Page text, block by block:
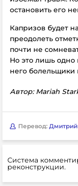
остановить его
Капризов будет
преодолеть
почти не
Но это лишь одно
него болельщики
Автор: Mariah
Перевод:
Система
реконструкции.